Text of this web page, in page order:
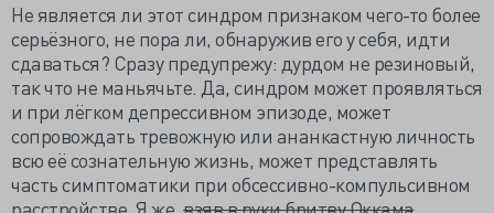
Не является ли этот синдром признаком чего-то более
серьёзного, не пора ли, обнаружив его у себя, идти
сдаваться? Сразу предупрежу: дурдом не резиновый,
так что не маньячьте. Да, синдром может проявляться
и при лёгком депрессивном эпизоде, может
сопровождать тревожную или ананкастную личность
всю её сознательную жизнь, может представлять
часть симптоматики при обсессивно-компульсивном